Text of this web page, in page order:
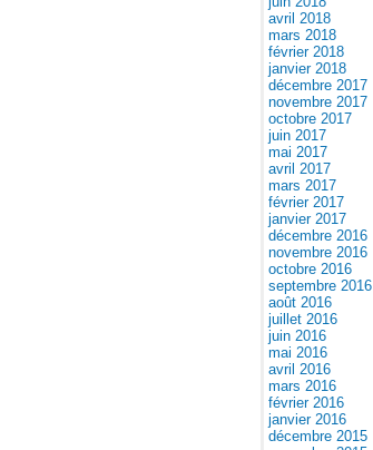
avril 2018
mars 2018
février 2018
janvier 2018
décembre 2017
novembre 2017
octobre 2017
juin 2017
mai 2017
avril 2017
mars 2017
février 2017
janvier 2017
décembre 2016
novembre 2016
octobre 2016
septembre 2016
août 2016
juillet 2016
juin 2016
mai 2016
avril 2016
mars 2016
février 2016
janvier 2016
décembre 2015